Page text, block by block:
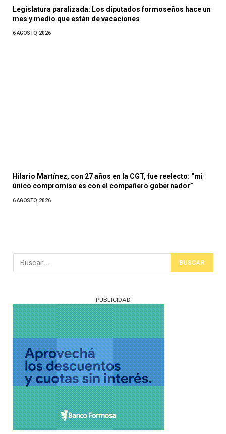
Legislatura paralizada: Los diputados formoseños hace un
mes y medio que están de vacaciones
6 AGOSTO, 2026
Hilario Martínez, con 27 años en la CGT, fue reelecto: “mi
único compromiso es con el compañero gobernador”
6 AGOSTO, 2026
PUBLICIDAD